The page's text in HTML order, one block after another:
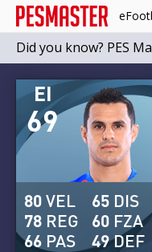
Did you know? PES
69
EI
80VEL
78 REG
66 PAS
65 DIS
60 FZA
49DEF